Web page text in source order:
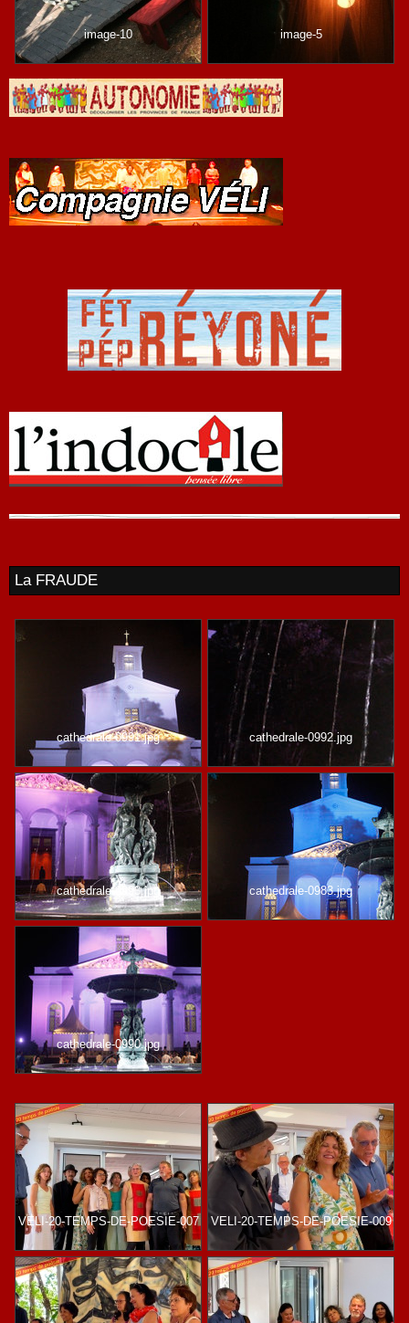
image-10 image-5
La FRAUDE
cathedrale-0991.jpg cathedrale-0992.jpg
cathedrale-0993.jpg cathedrale-0983.jpg
cathedrale-0990.jpg
VELI-20-TEMPS-DE-POESIE-007 VELI-20-TEMPS-DE-POESIE-009